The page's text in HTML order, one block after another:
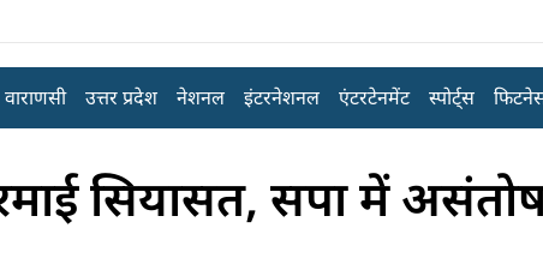
वाराणसी उत्तर प्रदेश नेशनल इंटरनेशनल एंटरटेनमेंट स्पोर्ट्स
सियासत, सपा में